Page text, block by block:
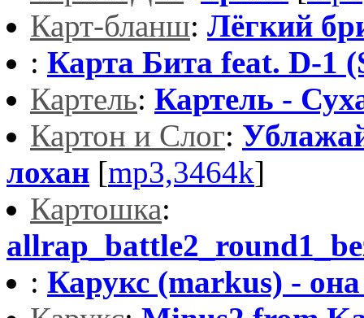
Карт-бланш: Лёгкий
: Карта Бита feat. D-1
Картель: Картель -
Картон и Слог:
лохан [mp3,3464k]
Картошка:
: Карукс (markus) -